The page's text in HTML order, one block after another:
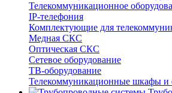
Телекоммуникационное
IP-телефония
Комплектующие для
Медная СКС
Оптическая СКС
Сетевое оборудование
ТВ-оборудование
Телекоммуникационные шкафы и